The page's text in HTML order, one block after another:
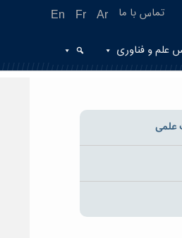
En Fr Ar تماس با ما
علم و فناوری
علمی